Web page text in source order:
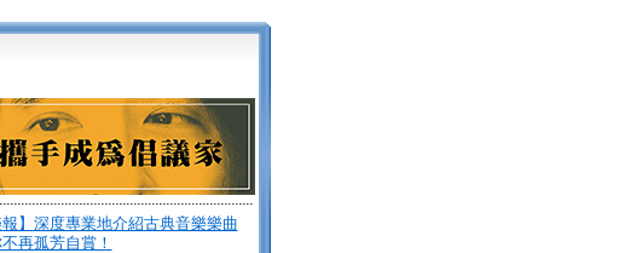
】深度專業地介紹古典音樂樂曲
再孤芳自賞！